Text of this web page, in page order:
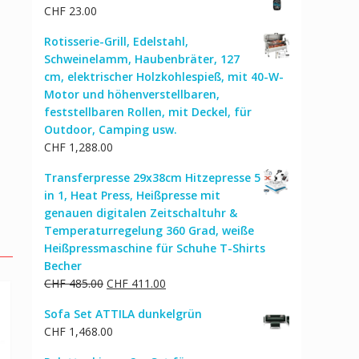
CHF 23.00
Rotisserie-Grill, Edelstahl,
Schweinelamm, Haubenbräter, 127
cm, elektrischer Holzkohlespieß, mit 40-W-
Motor und höhenverstellbaren,
feststellbaren Rollen, mit Deckel, für
Outdoor, Camping usw.
CHF 1,288.00
Transferpresse 29x38cm Hitzepresse 5
in 1, Heat Press, Heißpresse mit
genauen digitalen Zeitschaltuhr &
Temperaturregelung 360 Grad, weiße
Heißpressmaschine für Schuhe T-Shirts
Becher
CHF485.00 Ursprünglicher
war:
CHF 485.00
CHF 411.00
ist:
Sofa Set ATTILA dunkelgrün
CHF 1,468.00